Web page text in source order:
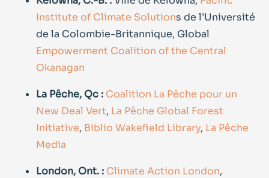
Institute of Climate Solutions de l’Université
de la Colombie-Britannique, Global
Empowerment Coalition of the Central
Okanagan
La Pêche, Qc : Coalition La Pêche pour un
New Deal Vert, La Pêche Global Forest
Initiative, Biblio Wakefield Library, La Pêche
Media
London, Ont. : Climate Action London,